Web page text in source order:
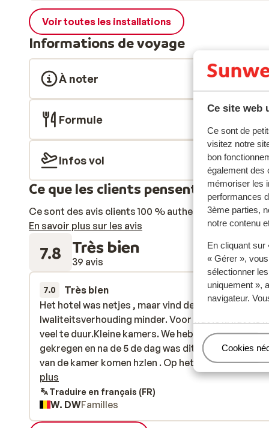
Ce site web
Ce sont de
visitez notre
bon
également des
mémoriser les
performances
3ème parties,
notre contenu
En cliquant
« Gérer »,
sélectionner
uniquement »,
navigateur.
Gérer
Cookies
Voir toutes les installations
Informations de voyage
À noter
Formule
Infos vol
Ce que les clients pensent
Ce sont des avis clients 100 % authentiques qui
En savoir plus sur les avis
7.8 Très bien
39 avis
7.0 Très bien
il y a 3
Het hotel was netjes , maar vind de prijs-
lwaliteitsverhouding minder. Voor wat je krijgt , is
veel te duur.Kleine kamers. We hebben een baby
gekregen en na de 5 de dag was dit weg hebben ze
van de kamer komen hzlen . Op het strand kan je
krijgen of het is tegen betaling 72 euro voor 4
wat ik enorm schandalig vindt. Terwijl je een all inn
Dat mogen ze wel eens vermelden als je het borkt
op de hoogte bent. Het eten viel ook tegen.
Het hotel was netjes , maar vind de prijs-
lwaliteitsverhouding minder. Voor wat je krijgt , is
veel te duur.Kleine kamers. We hebben een baby
gekregen en na de 5 de dag was dit weg hebben ze
van de kamer komen hzlen . Op het strand kan je
plus
Traduire en français (FR)
W. DWFamilles